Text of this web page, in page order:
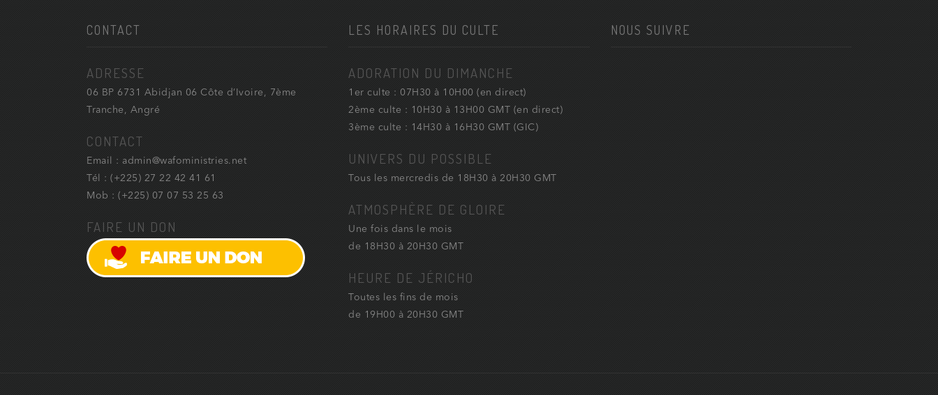
CONTACT
ADRESSE
06 BP 6731 Abidjan 06 Côte d’Ivoire, 7ème
Tranche, Angré
CONTACT
Email : admin@wafoministries.net
Tél : (+225) 27 22 42 41 61
Mob : (+225) 07 07 53 25 63
FAIRE UN DON
LES HORAIRES DU CULTE
ADORATION DU DIMANCHE
1er culte : 07H30 à 10H00 (en direct)
2ème culte : 10H30 à 13H00 GMT (en direct)
3ème culte : 14H30 à 16H30 GMT (GIC)
UNIVERS DU POSSIBLE
Tous les mercredis de 18H30 à 20H30 GMT
ATMOSPHÈRE DE GLOIRE
Une fois dans le mois
de 18H30 à 20H30 GMT
HEURE DE JÉRICHO
Toutes les fins de mois
de 19H00 à 20H30 GMT
NOUS SUIVRE